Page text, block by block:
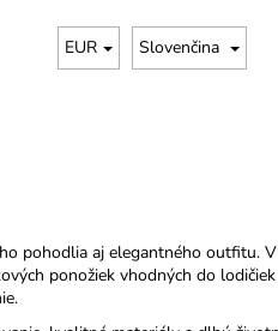
EUR Slovenčina
pohodlia aj elegantného outfitu.
ponožiek vhodných do